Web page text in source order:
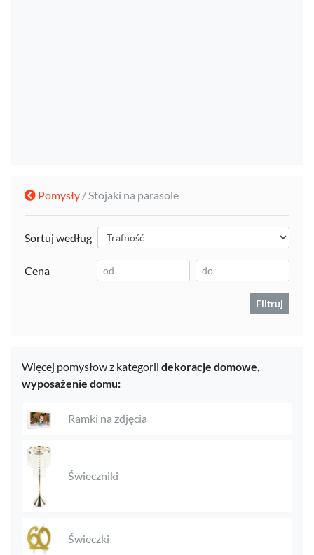
Pomysły / Stojaki na parasole
Sortuj według
Cena
Filtruj
Więcej pomysłow z kategorii dekoracje domowe,
wyposażenie domu:
Ramki na zdjęcia
Świeczniki
Świeczki